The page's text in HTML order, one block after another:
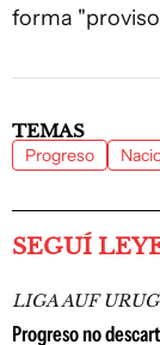
forma
TEMAS
Progreso
SEGUÍ
LIGA AUF
Progreso no